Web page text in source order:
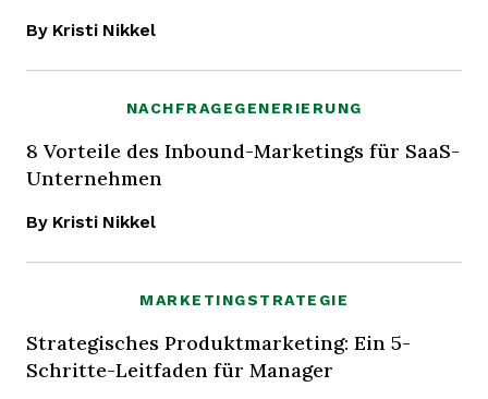
By Kristi Nikkel
NACHFRAGEGENERIERUNG
8 Vorteile des Inbound-Marketings für SaaS-
Unternehmen
By Kristi Nikkel
MARKETINGSTRATEGIE
Strategisches Produktmarketing: Ein 5-
Schritte-Leitfaden für Manager